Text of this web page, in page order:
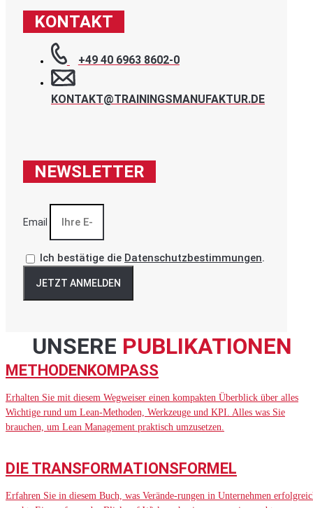
KONTAKT
+49 40 6963 8602-0
KONTAKT@TRAININGSMANUFAKTUR.DE
NEWSLETTER
Email
Ich bestätige die Datenschutzbestimmungen.
JETZT ANMELDEN
UNSERE PUBLIKATIONEN
METHODENKOMPASS
Erhalten Sie mit diesem Wegweiser einen kompakten Überblick über alles
Wichtige rund um Lean-Methoden, Werkzeuge und KPI. Alles was Sie
brauchen, um Lean Management praktisch umzusetzen.
DIE TRANSFORMATIONSFORMEL
Erfahren Sie in diesem Buch, was Verände-rungen in Unternehmen